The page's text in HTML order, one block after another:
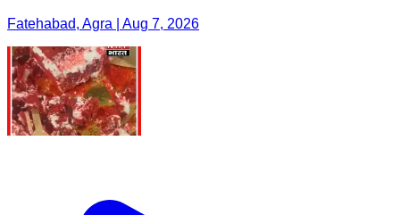
Fatehabad, Agra | Aug 7, 2026